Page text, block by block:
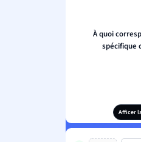
À quoi
spécifique
Afficer